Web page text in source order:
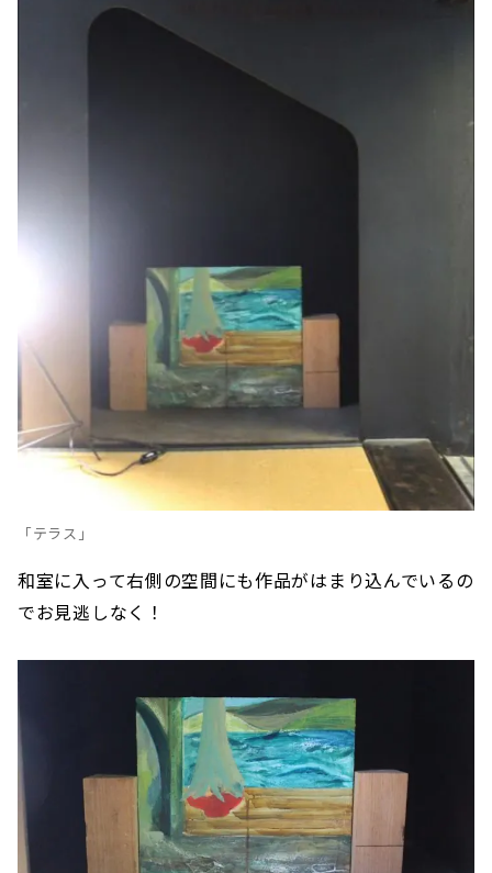
「テラス」
和室に入って右側の空間にも作品がはまり込んでいるの
でお見逃しなく！